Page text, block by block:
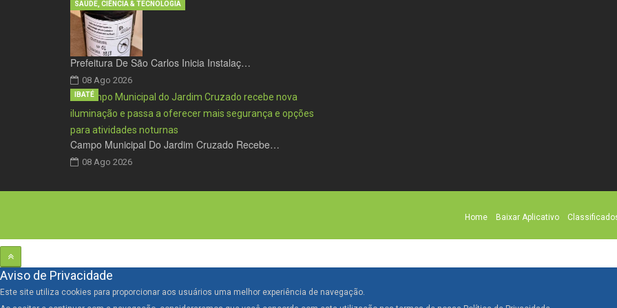
Prefeitura De São Carlos Inicia Instalaç…
08 Ago 2026
SAÚDE, CIÊNCIA & TECNOLOGIA
Campo Municipal Do Jardim Cruzado Recebe…
08 Ago 2026
IBATÉ
Home Baixar Aplicativo
Aviso de Privacidade
Este site utiliza cookies para proporcionar aos usuários uma melhor experiência de navegação.